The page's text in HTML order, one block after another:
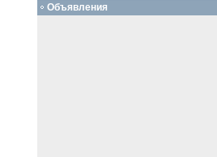
Объявления